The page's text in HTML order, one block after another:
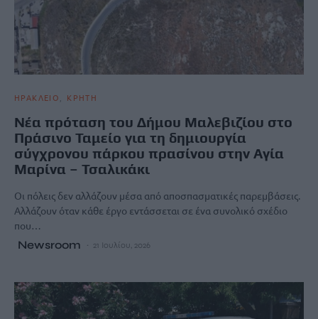
ΗΡΑΚΛΕΙΟ ΚΡΗΤΗ
Νέα πρόταση του Δήμου Μαλεβιζίου στο
Πράσινο Ταμείο για τη δημιουργία
σύγχρονου πάρκου πρασίνου στην Αγία
Μαρίνα – Τσαλικάκι
Οι πόλεις δεν αλλάζουν μέσα από αποσπασματικές παρεμβάσεις.
Αλλάζουν όταν κάθε έργο εντάσσεται σε ένα συνολικό σχέδιο
που…
Newsroom 21 Ιουλίου, 2026